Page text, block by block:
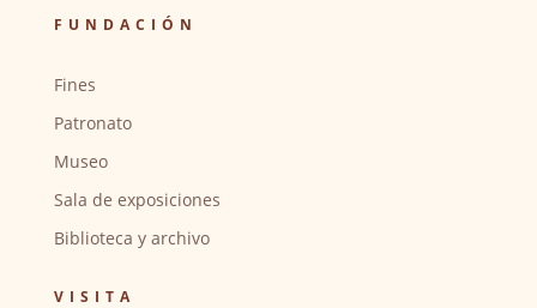
FUNDACIÓN
Fines
Patronato
Museo
Sala de exposiciones
Biblioteca y archivo
VISITA